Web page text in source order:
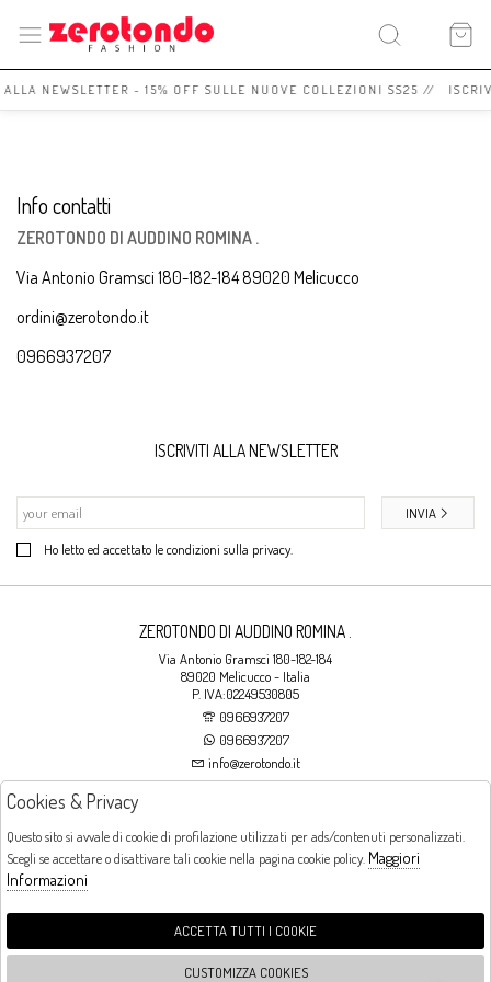
NEWSLETTER - 15% OFF SULLE NUOVE COLLEZIONI SS25 //
Info contatti
ZEROTONDO DI AUDDINO ROMINA .
Via Antonio Gramsci 180-182-184 89020 Melicucco
ordini@zerotondo.it
0966937207
ISCRIVITI ALLA NEWSLETTER
Ho letto ed accettato le condizioni sulla privacy.
INVIA
ZEROTONDO DI AUDDINO ROMINA .
Via Antonio Gramsci 180-182-184
89020 Melicucco - Italia
P. IVA:02249530805
0966937207
0966937207
info@zerotondo.it
Orari di apertura
LUNEDI: CHIUSO LA MATTINA - DALLE 16:00 ALLE 20:00 DAL MARTEDI AL
Cookies & Privacy
Questo sito si avvale di cookie di profilazione utilizzati per ads/contenuti personalizzati.
Scegli se accettare o disattivare tali cookie nella pagina cookie policy. Maggiori
Informazioni
ACCETTA TUTTI I COOKIE
CUSTOMIZZA COOKIES